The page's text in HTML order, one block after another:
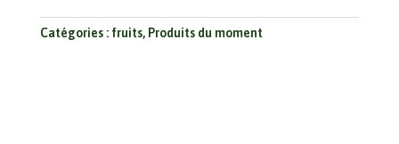
Catégories : fruits, Produits du moment